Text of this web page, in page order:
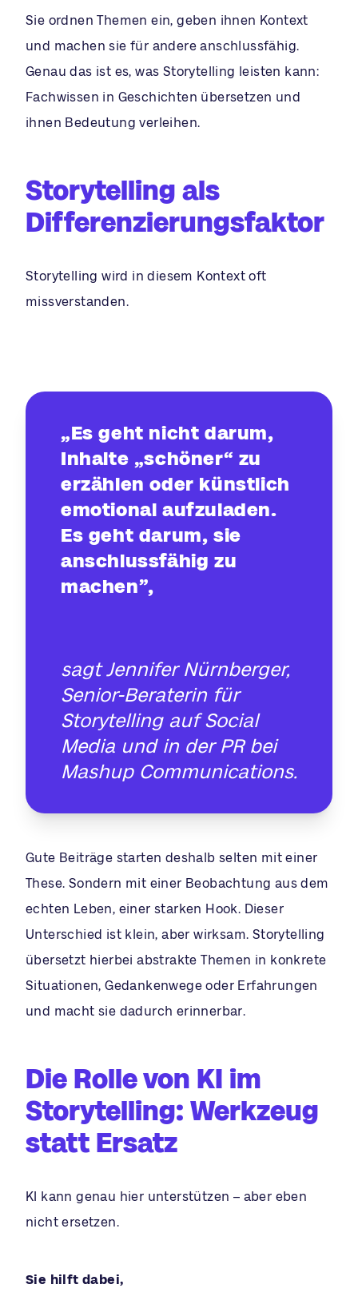
Sie ordnen Themen ein, geben ihnen Kontext
und machen sie für andere anschlussfähig.
Genau das ist es, was Storytelling leisten kann:
Fachwissen in Geschichten übersetzen und
ihnen Bedeutung verleihen.
Storytelling als
Differenzierungsfaktor
Storytelling wird in diesem Kontext oft
missverstanden.
„Es geht nicht darum,
Inhalte „schöner“ zu
erzählen oder künstlich
emotional aufzuladen.
Es geht darum, sie
anschlussfähig zu
machen”,
sagt Jennifer Nürnberger,
Senior-Beraterin für
Storytelling auf Social
Media und in der PR bei
Mashup Communications.
Gute Beiträge starten deshalb selten mit einer
These. Sondern mit einer Beobachtung aus dem
echten Leben, einer starken Hook. Dieser
Unterschied ist klein, aber wirksam. Storytelling
übersetzt hierbei abstrakte Themen in konkrete
Situationen, Gedankenwege oder Erfahrungen
und macht sie dadurch erinnerbar.
Die Rolle von KI im
Storytelling: Werkzeug
statt Ersatz
KI kann genau hier unterstützen – aber eben
nicht ersetzen.
Sie hilft dabei,